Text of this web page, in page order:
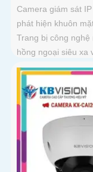
Camera giám sát
phát hiện khuôn
Trang bị công nghệ
hồng ngoại siêu xa
đêm